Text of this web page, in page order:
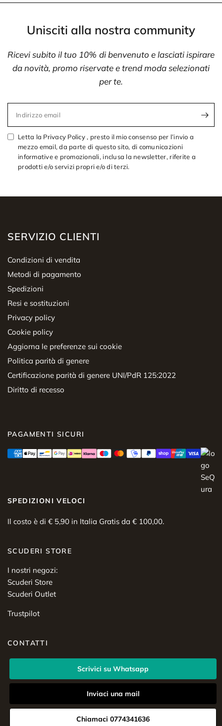
Unisciti alla nostra community
Ricevi subito il tuo 10% di benvenuto e lasciati ispirare
da novità, promo riservate e trend moda selezionati
per te.
Indirizzo email
Letta la Privacy Policy , presto il mio consenso per l’invio a
mezzo email, da parte di questo sito, di comunicazioni
informative e promozionali, inclusa la newsletter, riferite a
prodotti e/o servizi propri e/o di terzi.
SERVIZIO CLIENTI
Condizioni di vendita
Metodi di pagamento
Spedizioni
Resi e sostituzioni
Privacy policy
Cookie policy
Aggiorna le preferenze sui cookie
Politica parità di genere
Certificazione parità di genere UNI/PdR 125:2022
Diritto di recesso
PAGAMENTI SICURI
SPEDIZIONI VELOCI
Il costo è di € 5,90 in Italia Gratis da € 100,00.
SCUDERI STORE
I nostri negozi:
Scuderi Store
Scuderi Outlet
Trustpilot
CONTATTI
Scrivici su Whatsapp
Inviaci una mail
Chiamaci 0774341636